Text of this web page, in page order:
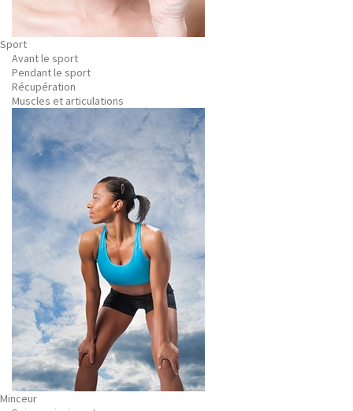
Sport
Avant le sport
Pendant le sport
Récupération
Muscles et articulations
Minceur